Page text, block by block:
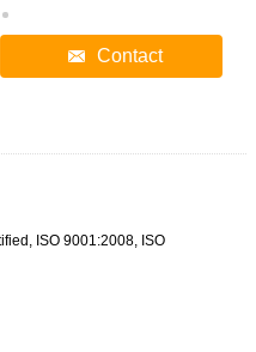
Contact
ISO 9001:2008, ISO